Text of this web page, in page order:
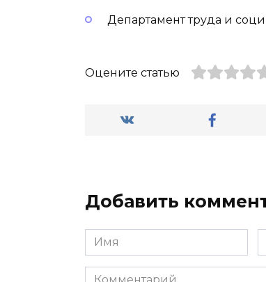
Департамент труда и
Оцените статью
Добавить
Имя
*
*
Комментарий